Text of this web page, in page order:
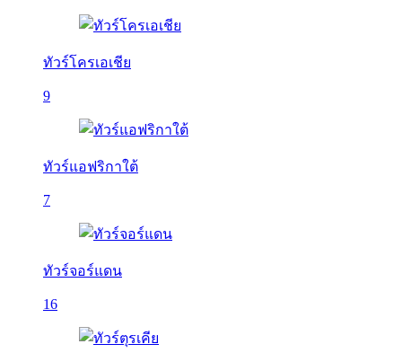
ทัวร์โครเอเชีย
9
ทัวร์แอฟริกาใต้
7
ทัวร์จอร์แดน
16